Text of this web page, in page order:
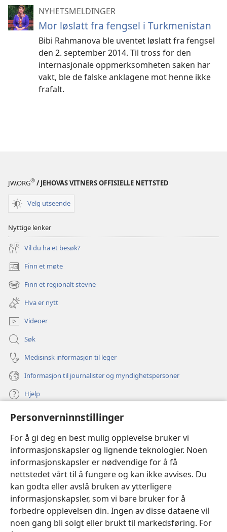
Personverninnstillinger
For å gi deg en best mulig opplevelse bruker vi
informasjonskapsler og lignende teknologier. Noen
informasjonskapsler er nødvendige for å få
nettstedet vårt til å fungere og kan ikke avvises. Du
kan godta eller avslå bruken av ytterligere
informasjonskapsler, som vi bare bruker for å
forbedre opplevelsen din. Ingen av disse dataene vil
noen gang bli solgt eller brukt til markedsføring. For
NYHETSMELDINGER
Mor løslatt fra fengsel i Turkmenistan
Bibi Rahmanova ble uventet løslatt fra fengsel
den 2. september 2014. Til tross for den
internasjonale oppmerksomheten saken har
vakt, ble de falske anklagene mot henne ikke
frafalt.
JW.ORG® / JEHOVAS VITNERS OFFISIELLE NETTSTED
Velg utseende
Nyttige lenker
Vil du ha et besøk?
Finn et møte
(åpner
nytt
vindu)
Finn et regionalt stevne
(åpner
nytt
vindu)
Hva er nytt
Videoer
Søk
Medisinsk informasjon til leger
Informasjon til journalister og myndighetspersoner
Hjelp
Bidrag
(åpner
nytt
vindu)Watchtower ONLINE LIBRARY™
(åpner
nytt
vindu) JW Hub ®
(åpner
nytt
vindu)JW Library ®
Watchtower Library